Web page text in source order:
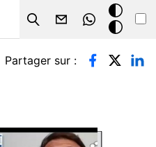
Search
Mode
sombre
Partager sur :